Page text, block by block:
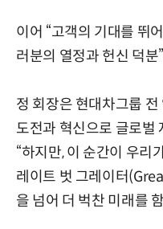
이어 “고객의 기대를 뛰
러분의 열정과 헌신 덕분
정 회장은 현대차그룹
도전과 혁신으로 글로벌
“하지만, 이 순간이 우리
레이트 벗 그레이터
을 넘어 더 벅찬 미래를